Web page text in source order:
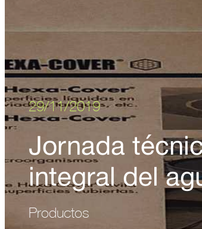
29/11/2019
Jornada
integral del
Productos